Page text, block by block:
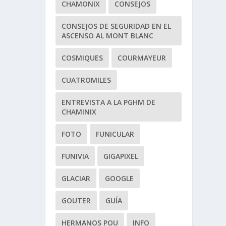
CHAMONIX CONSEJOS
CONSEJOS DE SEGURIDAD EN EL
ASCENSO AL MONT BLANC
COSMIQUES COURMAYEUR
CUATROMILES
ENTREVISTA A LA PGHM DE
CHAMINIX
FOTO FUNICULAR
FUNIVIA GIGAPIXEL
GLACIAR GOOGLE
GOUTER GUÍA
HERMANOS POU INFO